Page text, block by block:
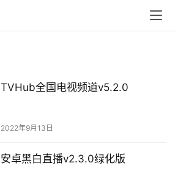
TVHub全国电视频道v5.2.0
2022年9月13日
安卓黑白直播v2.3.0绿化版